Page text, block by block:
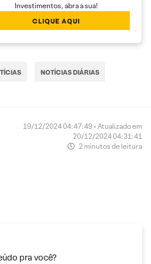
Investimentos, abra a sua!
CLIQUE AQUI
NOTÍCIAS DIÁRIAS
19/12/2024 04:47:49 • Atualizado em
20/12/2024 04:31:41
2 minutos de leitura
pra você?